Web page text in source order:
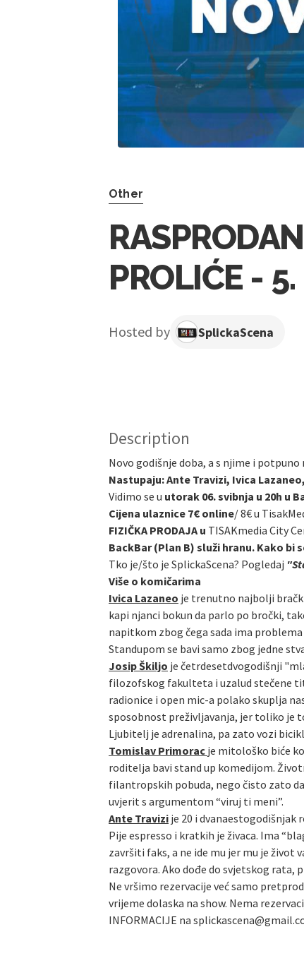
Other
PROLIĆE -
Hosted by SplickaScena
Description
Novo godišnje doba, a s njime i potpuno
Nastupaju: Ante Travizi, Ivica
Vidimo se u utorak 06. svibnja u 20h u
Cijena ulaznice 7€ online/8€ u
FIZIČKA PRODAJA u TISAKmedia City
BackBar (Plan B) služi hranu. Kako
Tko je/što je SplickaScena? Pogledaj
Više o komičarima
Ivica Lazaneo je trenutno najbolji
kapi njanci bokun da parlo po bročki,
napitkom zbog čega sada ima
Standupom se bavi samo zbog jedne
Josip Škiljo je četrdesetdvogodišnji
filozofskog fakulteta i uzalud stečene
radionice i open mic-a polako skuplja
sposobnost preživljavanja, jer toliko je
Ljubitelj je adrenalina, pa zato vozi
Tomislav Primorac je mitološko biće
roditelja bavi stand up komedijom.
filantropskih pobuda, nego čisto zato
uvjerit s argumentom “viruj ti meni”.
Ante Travizi je 20 i dvanaestogodišnjak
Pije espresso i kratkih je živaca. Ima
završiti faks, a ne ide mu jer mu je život
razgovora. Ako dođe do svjetskog rata,
Ne vršimo rezervacije već samo
vrijeme dolaska na show. Nema
INFORMACIJE na